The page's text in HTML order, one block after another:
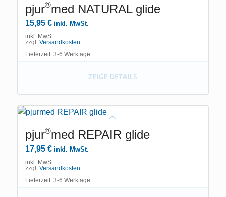
pjur®med NATURAL glide
15,95 € inkl. MwSt.
inkl. MwSt.
zzgl. Versandkosten
Lieferzeit: 3-6 Werktage
ZEIGE DETAILS
pjur®med REPAIR glide
17,95 € inkl. MwSt.
inkl. MwSt.
zzgl. Versandkosten
Lieferzeit: 3-6 Werktage